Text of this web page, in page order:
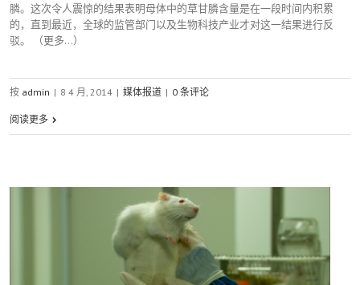
膦。这次令人震惊的结果表明母体中的草甘膦含量是在一段时间内积累
的，直到最近，全球的监管部门以及生物科技产业才对这一结果进行反
驳。 （更多…）
按 admin | 8 4 月, 2014 | 媒体报道 | 0 条评论
阅读更多